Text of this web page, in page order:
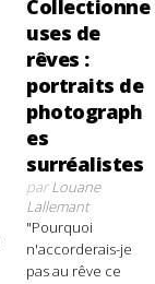
Collectionne
uses de
rêves :
portraits de
photograph
es
surréalistes
parLouane
Lallemant
"Pourquoi
n'accorderais-je
pas au rêve ce